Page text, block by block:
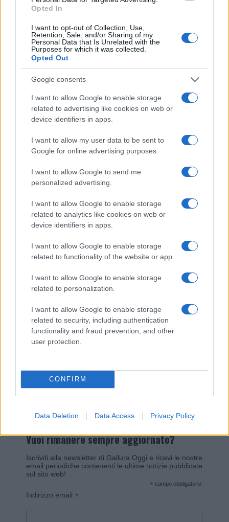
Opted In
I want to opt-out of Collection, Use,
Retention, Sale, and/or Sharing of my
Personal Data that Is Unrelated with the
Purposes for which it was collected.
Opted Out
Google consents
I want to allow Google to enable storage
related to advertising like cookies on web or
device identifiers in apps.
I want to allow my user data to be sent to
Google for online advertising purposes.
I want to allow Google to send me
personalized advertising.
I want to allow Google to enable storage
related to analytics like cookies on web or
device identifiers in apps.
I want to allow Google to enable storage
related to functionality of the website or app.
I want to allow Google to enable storage
related to personalization.
I want to allow Google to enable storage
related to security, including authentication
functionality and fraud prevention, and other
user protection.
CONFIRM
Data Deletion Data Access Privacy Policy
Paolo Pinna
Martina Agostina Diturco
I nostri cari
Giovannimaria Cabras
Invia un Comunicato Stampa|Pubblicità|Segnala
Vuoi rimanere sempre aggiornato?
Iscriviti alla newsletter di Gallura Oggi e ricevi le nostre
email periodiche contenenti le ultime notizie pubblicate
sul sito web!
* campo obbligatorio
Indirizzo email *